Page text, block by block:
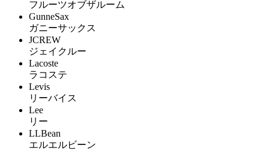
フルーツオブザルーム
GunneSax
ガニーサックス
JCREW
ジェイクルー
Lacoste
ラコステ
Levis
リーバイス
Lee
リー
LLBean
エルエルビーン